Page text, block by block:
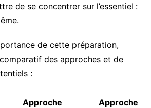
de se concentrer sur l’essentiel :
de cette préparation,
des approches et de
:
Approche
Approche